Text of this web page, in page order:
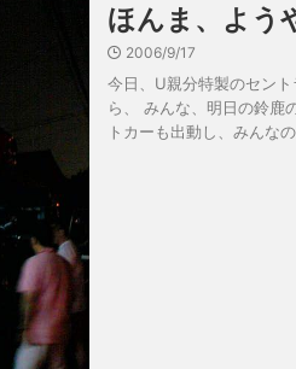
ほんま、よう
2006/9/17
今日、U親分特製のセン
ら、 みんな、明日の鈴鹿
トカーも出動し、みんな